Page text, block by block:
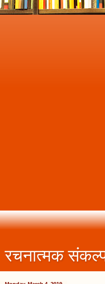
रचनात्मक